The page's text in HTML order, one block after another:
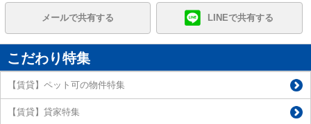
メールで共有する LINEで共有する
こだわり特集
【賃貸】ペット可の物件特集
【賃貸】貸家特集